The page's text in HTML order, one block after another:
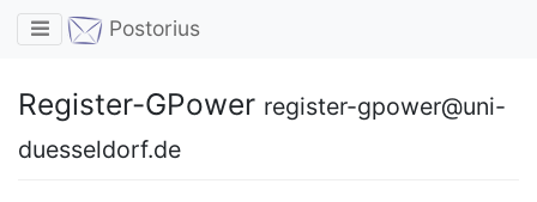
Toggle navigation
Postorius
Register-GPower register-gpower@uni-
duesseldorf.de